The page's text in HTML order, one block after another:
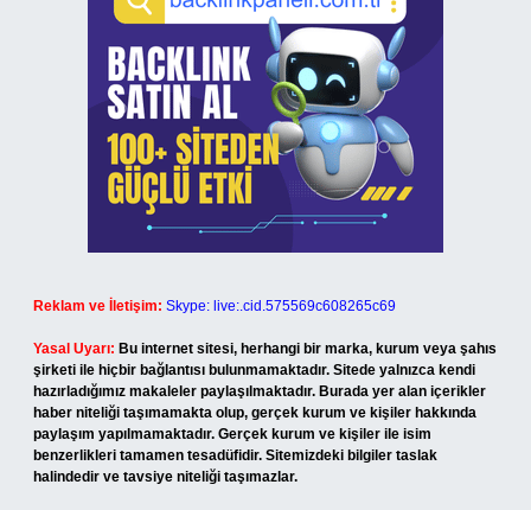
Reklam ve İletişim: Skype: live:.cid.575569c608265c69
Yasal Uyarı: Bu internet sitesi, herhangi bir marka, kurum veya şahıs
şirketi ile hiçbir bağlantısı bulunmamaktadır. Sitede yalnızca kendi
hazırladığımız makaleler paylaşılmaktadır. Burada yer alan içerikler
haber niteliği taşımamakta olup, gerçek kurum ve kişiler hakkında
paylaşım yapılmamaktadır. Gerçek kurum ve kişiler ile isim
benzerlikleri tamamen tesadüfidir. Sitemizdeki bilgiler taslak
halindedir ve tavsiye niteliği taşımazlar.